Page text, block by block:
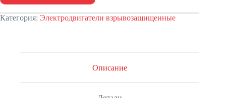
Категория: Электродвигатели взрывозащищенные
Описание